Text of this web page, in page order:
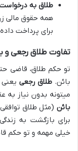
طلاق به
همه حقوق مالی
برای پرداخت
تفاوت طلاق رجعی و
تو حکم طلاق، قاضی
بائن. طلاق رجعییعنی
میتونه بدون نیاز
بائن (مثل طلاق
برای بازگشت به
خیلی مهمه و تو